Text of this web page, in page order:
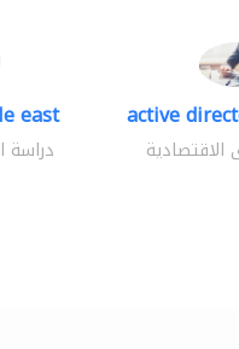
east
دراسة
active
الاقتصادية